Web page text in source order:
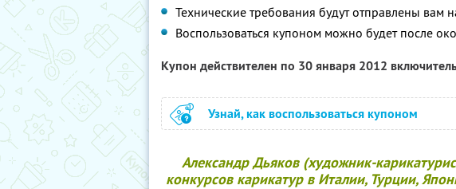
Технические требования будут отправлены вам
Воспользоваться купоном можно будет после
Купон действителен по 30 января 2012
Узнай, как воспользоваться купоном
Александр Дьяков (художник-
конкурсов карикатур в Италии, Турции,